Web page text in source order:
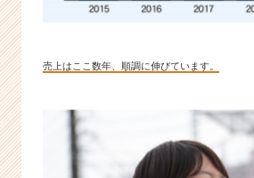
売上はここ数年、順調に伸びています。